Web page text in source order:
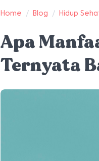
Home / Blog / Hidup
Apa
Ternyata